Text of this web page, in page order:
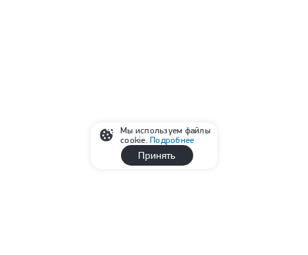
Мы используем файлы
cookie.Подробнее
Принять